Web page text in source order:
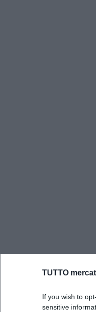
TUTTO
If you wish to
sensitive